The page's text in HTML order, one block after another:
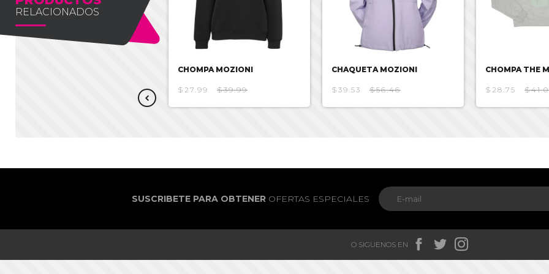
RELACIONADOS
CHOMPA MOZIONI
$27.99 $39.99
CHAQUETA MOZIONI
$39.53 $56.46
CHOMPA THE
$28.75
SUSCRIBETE PARA OBTENEROFERTAS ESPECIALES
O SIGUENOS EN   